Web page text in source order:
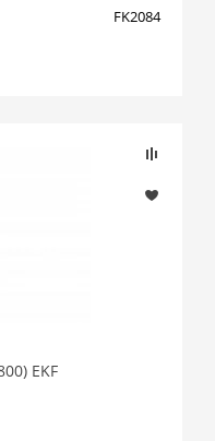
FK2084
EKF